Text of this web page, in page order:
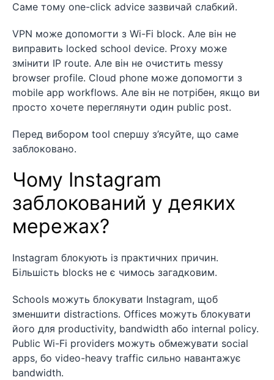
Саме тому one-click advice зазвичай слабкий.
VPN може допомогти з Wi-Fi block. Але він не
виправить locked school device. Proxy може
змінити IP route. Але він не очистить messy
browser profile. Cloud phone може допомогти з
mobile app workflows. Але він не потрібен, якщо ви
просто хочете переглянути один public post.
Перед вибором tool спершу з’ясуйте, що саме
заблоковано.
Чому Instagram
заблокований у деяких
мережах?
Instagram блокують із практичних причин.
Більшість blocks не є чимось загадковим.
Schools можуть блокувати Instagram, щоб
зменшити distractions. Offices можуть блокувати
його для productivity, bandwidth або internal policy.
Public Wi-Fi providers можуть обмежувати social
apps, бо video-heavy traffic сильно навантажує
bandwidth.